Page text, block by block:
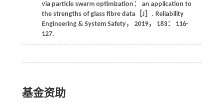
via particle swarm optimization： an application to
the strengths of glass fibre data［J］. Reliability
Engineering & System Safety， 2019， 183： 116-
127.
基金资助